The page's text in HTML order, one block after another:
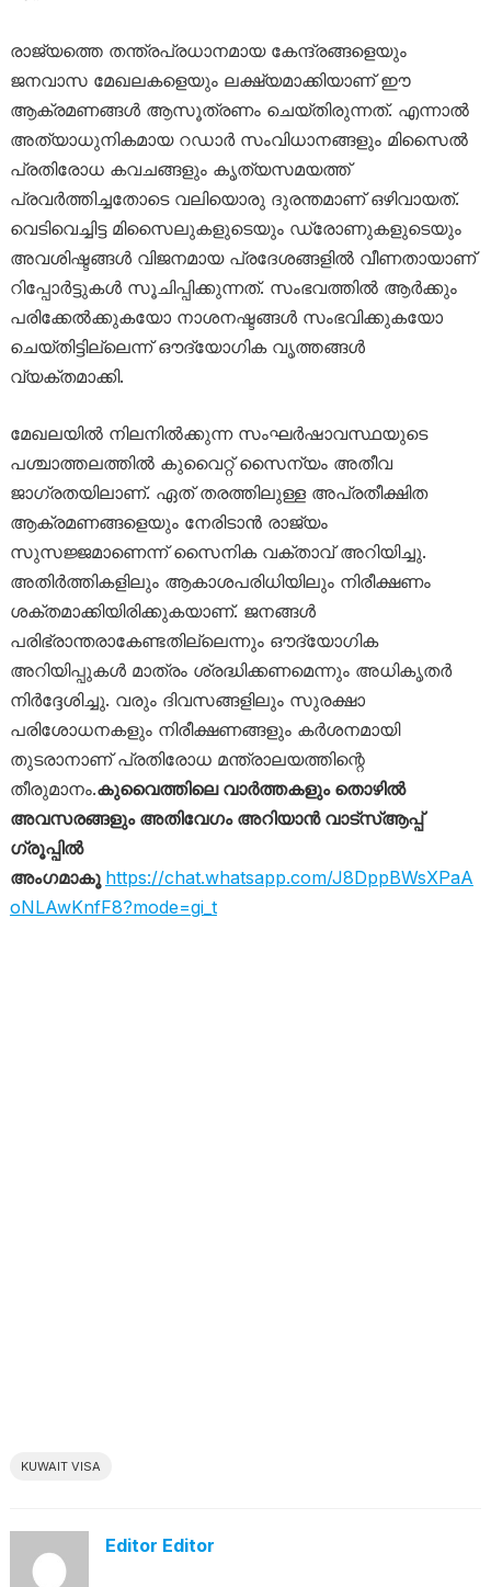
രാജ്യത്തെ തന്ത്രപ്രധാനമായ കേന്ദ്രങ്ങളെയും
ജനവാസ മേഖലകളെയും ലക്ഷ്യമാക്കിയാണ് ഈ
ആക്രമണങ്ങൾ ആസൂത്രണം ചെയ്തിരുന്നത്. എന്നാൽ
അത്യാധുനികമായ റഡാർ സംവിധാനങ്ങളും മിസൈൽ
പ്രതിരോധ കവചങ്ങളും കൃത്യസമയത്ത്
പ്രവർത്തിച്ചതോടെ വലിയൊരു ദുരന്തമാണ് ഒഴിവായത്.
വെടിവെച്ചിട്ട മിസൈലുകളുടെയും ഡ്രോണുകളുടെയും
അവശിഷ്ടങ്ങൾ വിജനമായ പ്രദേശങ്ങളിൽ വീണതായാണ്
റിപ്പോർട്ടുകൾ സൂചിപ്പിക്കുന്നത്. സംഭവത്തിൽ ആർക്കും
പരിക്കേൽക്കുകയോ നാശനഷ്ടങ്ങൾ സംഭവിക്കുകയോ
ചെയ്തിട്ടില്ലെന്ന് ഔദ്യോഗിക വൃത്തങ്ങൾ
വ്യക്തമാക്കി.
മേഖലയിൽ നിലനിൽക്കുന്ന സംഘർഷാവസ്ഥയുടെ
പശ്ചാത്തലത്തിൽ കുവൈറ്റ് സൈന്യം അതീവ
ജാഗ്രതയിലാണ്. ഏത് തരത്തിലുള്ള അപ്രതീക്ഷിത
ആക്രമണങ്ങളെയും നേരിടാൻ രാജ്യം
സുസജ്ജമാണെന്ന് സൈനിക വക്താവ് അറിയിച്ചു.
അതിർത്തികളിലും ആകാശപരിധിയിലും നിരീക്ഷണം
ശക്തമാക്കിയിരിക്കുകയാണ്. ജനങ്ങൾ
പരിഭ്രാന്തരാകേണ്ടതില്ലെന്നും ഔദ്യോഗിക
അറിയിപ്പുകൾ മാത്രം ശ്രദ്ധിക്കണമെന്നും അധികൃതർ
നിർദ്ദേശിച്ചു. വരും ദിവസങ്ങളിലും സുരക്ഷാ
പരിശോധനകളും നിരീക്ഷണങ്ങളും കർശനമായി
തുടരാനാണ് പ്രതിരോധ മന്ത്രാലയത്തിന്റെ
തീരുമാനം.കുവൈത്തിലെ വാർത്തകളും തൊഴിൽ
അവസരങ്ങളും അതിവേഗം അറിയാൻ വാട്സ്ആപ്പ്
ഗ്രൂപ്പിൽ
അംഗമാകൂ https://chat.whatsapp.com/J8DppBWsXPaA
oNLAwKnfF8?mode=gi_t
KUWAIT VISA
Editor Editor